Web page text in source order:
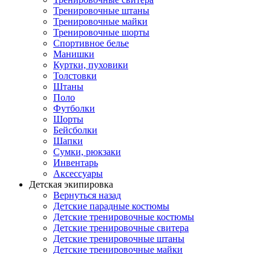
Тренировочные штаны
Тренировочные майки
Тренировочные шорты
Спортивное белье
Манишки
Куртки, пуховики
Толстовки
Штаны
Поло
Футболки
Шорты
Бейсболки
Шапки
Сумки, рюкзаки
Инвентарь
Аксессуары
Детская экипировка
Вернуться назад
Детские парадные костюмы
Детские тренировочные костюмы
Детские тренировочные свитера
Детские тренировочные штаны
Детские тренировочные майки